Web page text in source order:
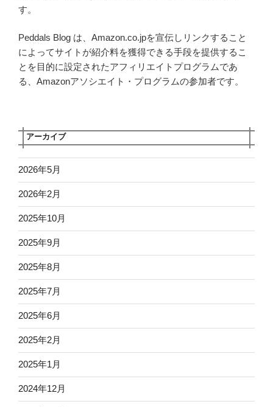
す。
Peddals Blog は、Amazon.co.jpを宣伝しリンクすること
によってサイトが紹介料を獲得できる手段を提供するこ
とを目的に設定されたアフィリエイトプログラムであ
る、Amazonアソシエイト・プログラムの参加者です。
アーカイブ
2026年5月
2026年2月
2025年10月
2025年9月
2025年8月
2025年7月
2025年6月
2025年2月
2025年1月
2024年12月